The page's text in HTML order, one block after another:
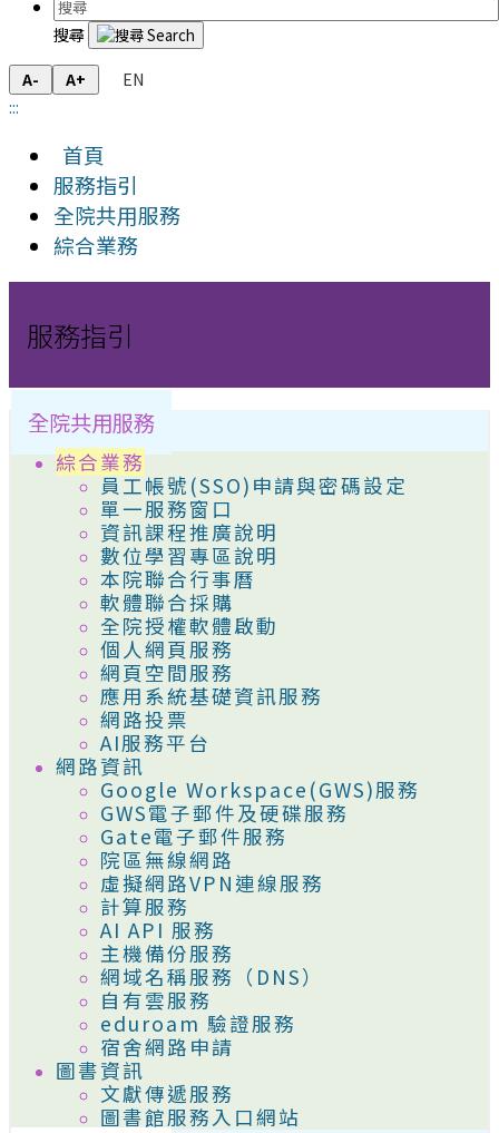
搜尋
A- A+
EN
:::
首頁
服務指引
全院共用服務
綜合業務
服務指引
全院共用服務
綜合業務
員工帳號(SSO)申請與密碼設定
單一服務窗口
資訊課程推廣說明
數位學習專區說明
本院聯合行事曆
軟體聯合採購
全院授權軟體啟動
個人網頁服務
網頁空間服務
應用系統基礎資訊服務
網路投票
AI服務平台
網路資訊
Google Workspace(GWS)服務
GWS電子郵件及硬碟服務
Gate電子郵件服務
院區無線網路
虛擬網路VPN連線服務
計算服務
AI API 服務
主機備份服務
網域名稱服務（DNS）
自有雲服務
eduroam 驗證服務
宿舍網路申請
圖書資訊
文獻傳遞服務
圖書館服務入口網站